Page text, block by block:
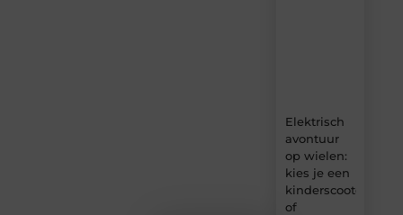
Elektrisch
avontuur
op wielen:
kies je een
kinderscooter
of